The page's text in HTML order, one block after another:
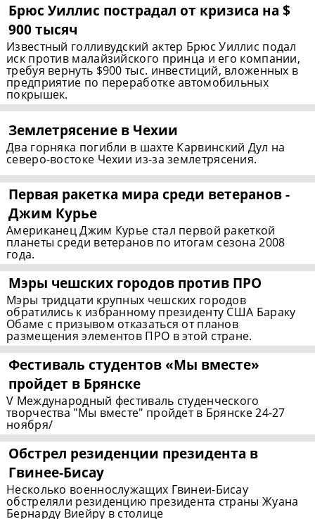
Брюс Уиллис пострадал от кризиса на $
900 тысяч
Известный голливудский актер Брюс Уиллис подал
иск против малайзийского принца и его компании,
требуя вернуть $900 тыс. инвестиций, вложенных в
предприятие по переработке автомобильных
покрышек.
Землетрясение в Чехии
Два горняка погибли в шахте Карвинский Дул на
северо-востоке Чехии из-за землетрясения.
Первая ракетка мира среди ветеранов -
Джим Курье
Американец Джим Курье стал первой ракеткой
планеты среди ветеранов по итогам сезона 2008
года.
Мэры чешских городов против ПРО
Мэры тридцати крупных чешских городов
обратились к избранному президенту США Бараку
Обаме с призывом отказаться от планов
размещения элементов ПРО в этой стране.
Фестиваль студентов «Мы вместе»
пройдет в Брянске
V Международный фестиваль студенческого
творчества "Мы вместе" пройдет в Брянске 24-27
ноября/
Обстрел резиденции президента в
Гвинее-Бисау
Несколько военнослужащих Гвинеи-Бисау
обстреляли резиденцию президента страны Жуана
Бернарду Виейру в столице